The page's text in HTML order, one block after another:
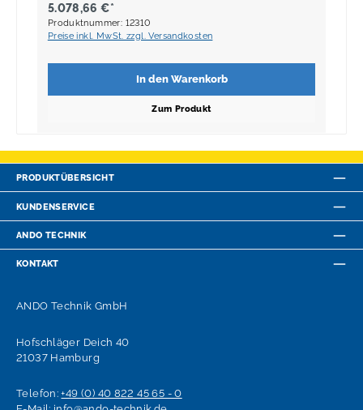
5.078,66 €*
Produktnummer: 12310
Preise inkl. MwSt. zzgl. Versandkosten
In den Warenkorb
Zum Produkt
PRODUKTÜBERSICHT
KUNDENSERVICE
ANDO TECHNIK
KONTAKT
ANDO Technik GmbH
Hofschläger Deich 40
21037 Hamburg
Telefon:+49 (0) 40 822 45 65 - 0